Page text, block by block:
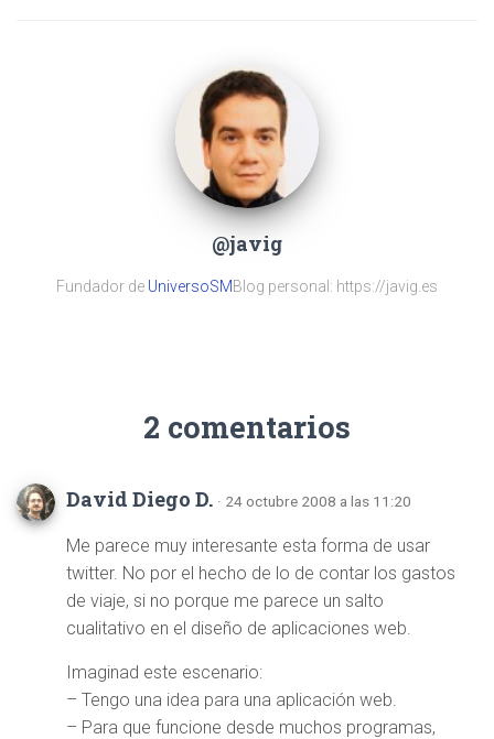
@javig
Fundador de UniversoSMBlog personal: https://javig.es
2 comentarios
David Diego D. · 24 octubre 2008 a las 11:20
Me parece muy interesante esta forma de usar
twitter. No por el hecho de lo de contar los gastos
de viaje, si no porque me parece un salto
cualitativo en el diseño de aplicaciones web.
Imaginad este escenario:
– Tengo una idea para una aplicación web.
– Para que funcione desde muchos programas,